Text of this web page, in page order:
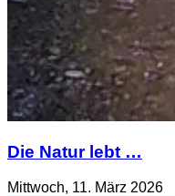
Die Natur lebt …
Mittwoch, 11. März 2026